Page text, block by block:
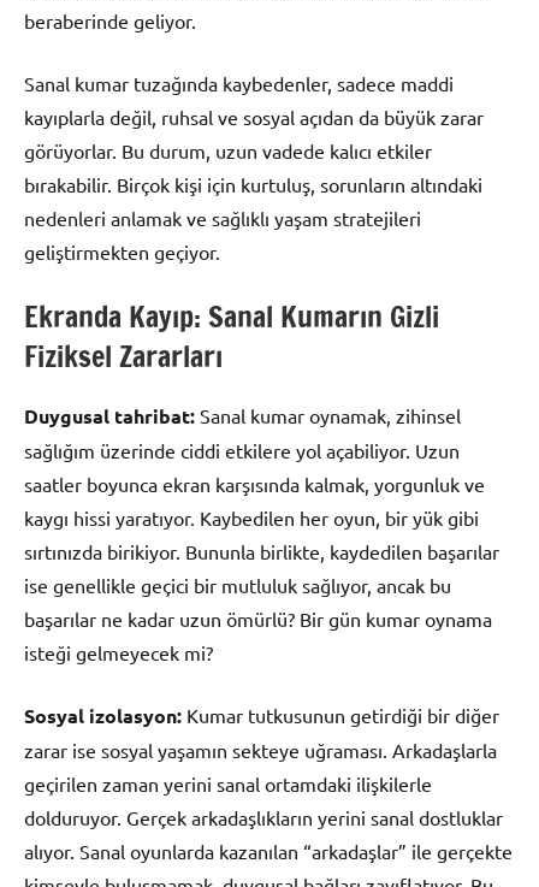
beraberinde geliyor.
Sanal kumar tuzağında kaybedenler, sadece maddi
kayıplarla değil, ruhsal ve sosyal açıdan da büyük zarar
görüyorlar. Bu durum, uzun vadede kalıcı etkiler
bırakabilir. Birçok kişi için kurtuluş, sorunların altındaki
nedenleri anlamak ve sağlıklı yaşam stratejileri
geliştirmekten geçiyor.
Ekranda Kayıp: Sanal Kumarın Gizli
Fiziksel Zararları
Duygusal tahribat: Sanal kumar oynamak, zihinsel
sağlığım üzerinde ciddi etkilere yol açabiliyor. Uzun
saatler boyunca ekran karşısında kalmak, yorgunluk ve
kaygı hissi yaratıyor. Kaybedilen her oyun, bir yük gibi
sırtınızda birikiyor. Bununla birlikte, kaydedilen başarılar
ise genellikle geçici bir mutluluk sağlıyor, ancak bu
başarılar ne kadar uzun ömürlü? Bir gün kumar oynama
isteği gelmeyecek mi?
Sosyal izolasyon: Kumar tutkusunun getirdiği bir diğer
zarar ise sosyal yaşamın sekteye uğraması. Arkadaşlarla
geçirilen zaman yerini sanal ortamdaki ilişkilerle
dolduruyor. Gerçek arkadaşlıkların yerini sanal dostluklar
alıyor. Sanal oyunlarda kazanılan “arkadaşlar” ile gerçekte